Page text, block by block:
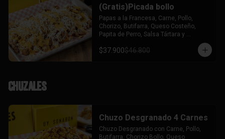
(Gratis)Picada bollo
Papas a la Francesa, Carne, Pollo,
Chorizo, Butifarra, Queso Costeño,
Papita de Perro, Salsa Tártara y
Chúzales. Acompañado de una Picada
de Bollo (Gratis)
$37.900$46.800
Chuzales
Chuzo Desgranado 4 Carnes
Chuzo Desgranado con Carne, Pollo,
Butifarra, Chorizo Bollo, Queso